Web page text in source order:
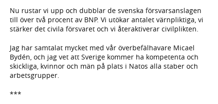
Nu rustar vi upp och dubblar de svenska försvarsanslagen
till över två procent av BNP. Vi utökar antalet värnpliktiga, vi
stärker det civila försvaret och vi återaktiverar civilplikten.
Jag har samtalat mycket med vår överbefälhavare Micael
Bydén, och jag vet att Sverige kommer ha kompetenta och
skickliga, kvinnor och män på plats i Natos alla staber och
arbetsgrupper.
***